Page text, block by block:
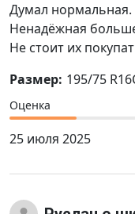
Думал
Ненадёжная
Не стоит их
Размер: 195/75
Оценка
25 июля 2025